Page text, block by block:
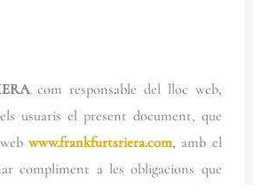
com responsable del lloc web,
usuaris el present document, que
webwww.frankfurtsriera.com, amb el
compliment a les obligacions que